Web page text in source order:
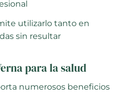
utilizarlo tanto en
sin resultar
para la salud
numerosos beneficios